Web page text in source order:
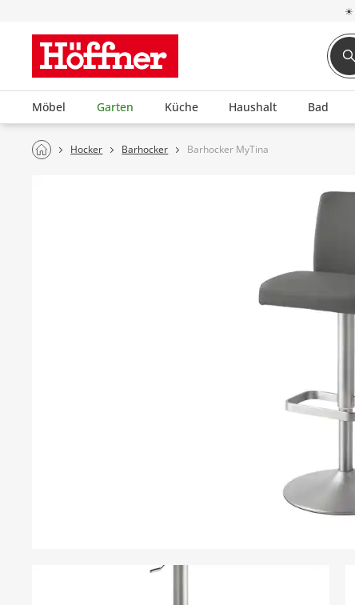
☀
Möbel Garten Küche Haushalt Bad
Hocker Barhocker Barhocker MyTina